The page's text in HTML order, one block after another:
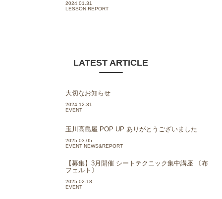
2024.01.31
LESSON REPORT
LATEST ARTICLE
大切なお知らせ
2024.12.31
EVENT
玉川高島屋 POP UP ありがとうございました
2025.03.05
EVENT NEWS&REPORT
【募集】3月開催 シートテクニック集中講座 〔布
フェルト〕
2025.02.18
EVENT